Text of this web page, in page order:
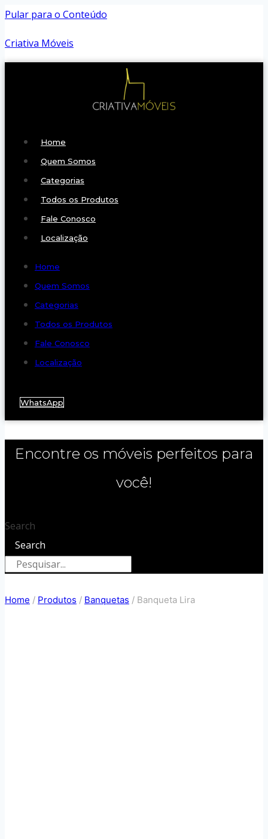
Pular para o Conteúdo
Criativa Móveis
Home
Quem Somos
Categorias
Todos os Produtos
Fale Conosco
Localização
Home
Quem Somos
Categorias
Todos os Produtos
Fale Conosco
Localização
WhatsApp
Encontre os móveis perfeitos para
você!
Search
Search
Home / Produtos / Banquetas / Banqueta Lira